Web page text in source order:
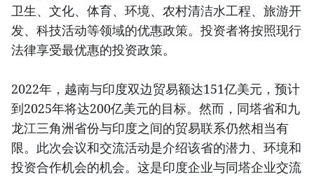
卫生、文化、体育、环境、农村清洁水工程、旅游开
发、科技活动等领域的优惠政策。投资者将按照现行
法律享受最优惠的投资政策。
2022年，越南与印度双边贸易额达151亿美元，预计
到2025年将达200亿美元的目标。然而，同塔省和九
龙江三角洲省份与印度之间的贸易联系仍然相当有
限。此次会议和交流活动是介绍该省的潜力、环境和
投资合作机会的机会。这是印度企业与同塔企业交流